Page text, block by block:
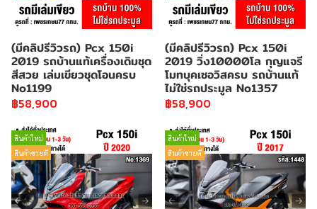
(มีคลิปรีวิวรถ) Pcx 150i
2019 รถบ้านแท้เครื่องเดิมชุด
สีสวย เล่มเขียวชุดโอนครบ
No1199
฿58,900
(มีคลิปรีวิวรถ) Pcx 150i
2019 วิ่ง10000โล กุญแจรี
โมทบุคเซอวิสครบ รถบ้านแท้
ไม่ใช่รถประมูล No1357
฿58,900
สินค้าใหม่
สินค้าขายดี
สินค้าใหม่
สินค้าขายดี